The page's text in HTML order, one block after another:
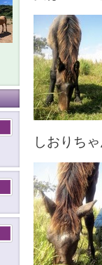
しおりち